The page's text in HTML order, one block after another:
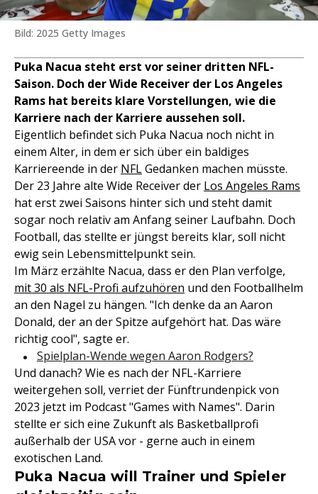
Bild: 2025 Getty Images
Puka Nacua steht erst vor seiner dritten NFL-
Saison. Doch der Wide Receiver der Los Angeles
Rams hat bereits klare Vorstellungen, wie die
Karriere nach der Karriere aussehen soll.
Eigentlich befindet sich Puka Nacua noch nicht in
einem Alter, in dem er sich über ein baldiges
Karriereende in der NFLGedanken machen müsste.
Der 23 Jahre alte Wide Receiver der Los Angeles Rams
hat erst zwei Saisons hinter sich und steht damit
sogar noch relativ am Anfang seiner Laufbahn. Doch
Football, das stellte er jüngst bereits klar, soll nicht
ewig sein Lebensmittelpunkt sein.
Im März erzählte Nacua, dass er den Plan verfolge,
mit 30 als NFL-Profi aufzuhören und den Footballhelm
an den Nagel zu hängen. "Ich denke da an Aaron
Donald, der an der Spitze aufgehört hat. Das wäre
richtig cool", sagte er.
Spielplan-Wende wegen Aaron Rodgers?
Und danach? Wie es nach der NFL-Karriere
weitergehen soll, verriet der Fünftrundenpick von
2023 jetzt im Podcast "Games with Names". Darin
stellte er sich eine Zukunft als Basketballprofi
außerhalb der USA vor - gerne auch in einem
exotischen Land.
Puka Nacua will Trainer und Spieler